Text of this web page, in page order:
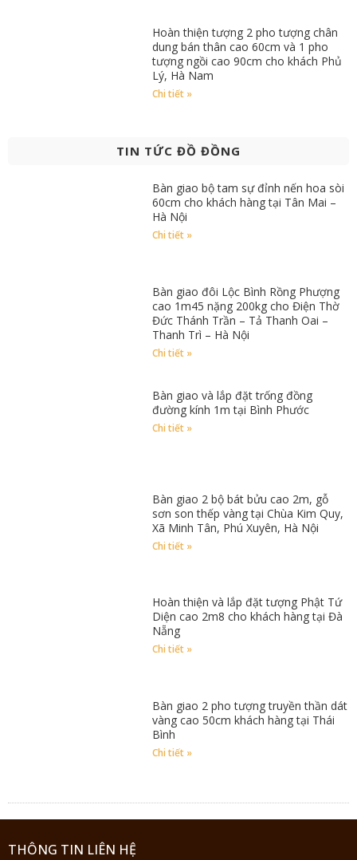
Hoàn thiện tượng 2 pho tượng chân
dung bán thân cao 60cm và 1 pho
tượng ngồi cao 90cm cho khách Phủ
Lý, Hà Nam
Chi tiết »
TIN TỨC ĐỒ ĐỒNG
Bàn giao bộ tam sự đỉnh nến hoa sòi
60cm cho khách hàng tại Tân Mai –
Hà Nội
Chi tiết »
Bàn giao đôi Lộc Bình Rồng Phượng
cao 1m45 nặng 200kg cho Điện Thờ
Đức Thánh Trần – Tả Thanh Oai –
Thanh Trì – Hà Nội
Chi tiết »
Bàn giao và lắp đặt trống đồng
đường kính 1m tại Bình Phước
Chi tiết »
Bàn giao 2 bộ bát bửu cao 2m, gỗ
sơn son thếp vàng tại Chùa Kim Quy,
Xã Minh Tân, Phú Xuyên, Hà Nội
Chi tiết »
Hoàn thiện và lắp đặt tượng Phật Tứ
Diện cao 2m8 cho khách hàng tại Đà
Nẵng
Chi tiết »
Bàn giao 2 pho tượng truyền thần dát
vàng cao 50cm khách hàng tại Thái
Bình
Chi tiết »
THÔNG TIN LIÊN HỆ